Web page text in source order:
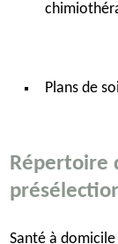
Plans de
Répertoire
Santé à